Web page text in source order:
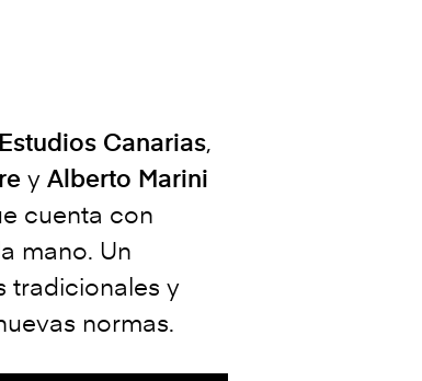
Canarias,
y Alberto Marini
cuenta con
mano. Un
tradicionales y
normas.